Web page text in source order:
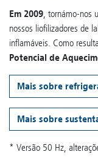
Em 2009, tornámo-nos
nossos liofilizadores de
inflamáveis. Como
Potencial de
Mais sobre
Mais sobre
* Versão 50 Hz,